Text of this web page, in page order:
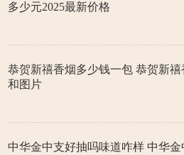
多少元2025最新价格
恭贺新禧香烟多少钱一包 恭贺新禧
和图片
中华金中支好抽吗味道咋样 中华